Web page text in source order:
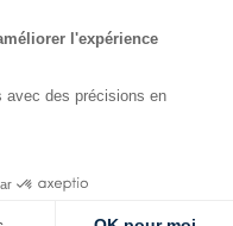
Louer
Actualités
d'emploi